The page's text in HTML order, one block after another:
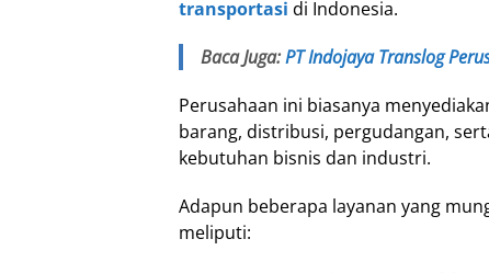
transportasi di Indonesia.
Baca Juga:PT Indojaya Translog
Perusahaan ini biasanya
barang, distribusi, pergudangan,
kebutuhan bisnis dan industri.
Adapun beberapa layanan yang
meliputi: